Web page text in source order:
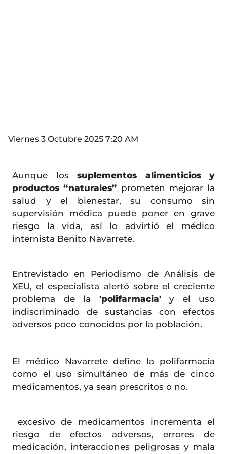
Viernes 3 Octubre 2025 7:20 AM
Aunque los suplementos alimenticios y
productos “naturales” prometen mejorar la
salud y el bienestar, su consumo sin
supervisión médica puede poner en grave
riesgo la vida, así lo advirtió el médico
internista Benito Navarrete.
Entrevistado en Periodismo de Análisis de
XEU, el especialista alertó sobre el creciente
problema de la 'polifarmacia'y el uso
indiscriminado de sustancias con efectos
adversos poco conocidos por la población.
El médico Navarrete define la polifarmacia
como el uso simultáneo de más de cinco
medicamentos, ya sean prescritos o no.
excesivo de medicamentos incrementa el
riesgo de efectos adversos, errores de
medicación, interacciones peligrosas y mala